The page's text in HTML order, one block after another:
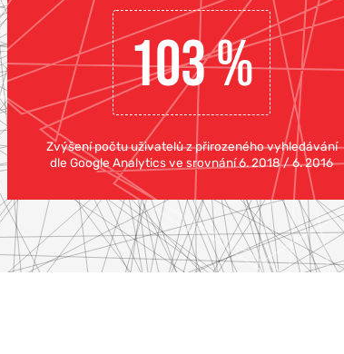
103 %
Zvýšení počtu uživatelů z přirozeného vyhledávání
dle Google Analytics ve srovnání 6. 2018 / 6. 2016